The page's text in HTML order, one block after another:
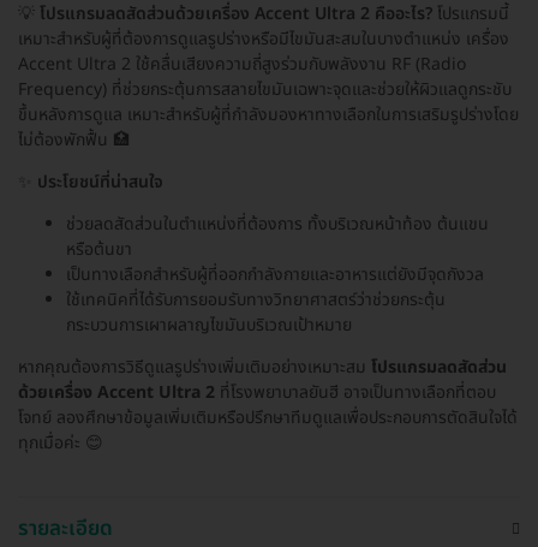
💡 โปรแกรมลดสัดส่วนด้วยเครื่อง Accent Ultra 2 คืออะไร? โปรแกรมนี้
เหมาะสำหรับผู้ที่ต้องการดูแลรูปร่างหรือมีไขมันสะสมในบางตำแหน่ง เครื่อง
Accent Ultra 2 ใช้คลื่นเสียงความถี่สูงร่วมกับพลังงาน RF (Radio
Frequency) ที่ช่วยกระตุ้นการสลายไขมันเฉพาะจุดและช่วยให้ผิวแลดูกระชับ
ขึ้นหลังการดูแล เหมาะสำหรับผู้ที่กำลังมองหาทางเลือกในการเสริมรูปร่างโดย
ไม่ต้องพักฟื้น 🏥
ประโยชน์ที่น่าสนใจ
ช่วยลดสัดส่วนในตำแหน่งที่ต้องการ ทั้งบริเวณหน้าท้อง ต้นแขน
หรือต้นขา
เป็นทางเลือกสำหรับผู้ที่ออกกำลังกายและอาหารแต่ยังมีจุดกังวล
ใช้เทคนิคที่ได้รับการยอมรับทางวิทยาศาสตร์ว่าช่วยกระตุ้น
กระบวนการเผาผลาญไขมันบริเวณเป้าหมาย
หากคุณต้องการวิธีดูแลรูปร่างเพิ่มเติมอย่างเหมาะสม โปรแกรมลดสัดส่วน
ด้วยเครื่อง Accent Ultra 2 ที่โรงพยาบาลยันฮี อาจเป็นทางเลือกที่ตอบ
โจทย์ ลองศึกษาข้อมูลเพิ่มเติมหรือปรึกษาทีมดูแลเพื่อประกอบการตัดสินใจได้
ทุกเมื่อค่ะ 😊
รายละเอียด